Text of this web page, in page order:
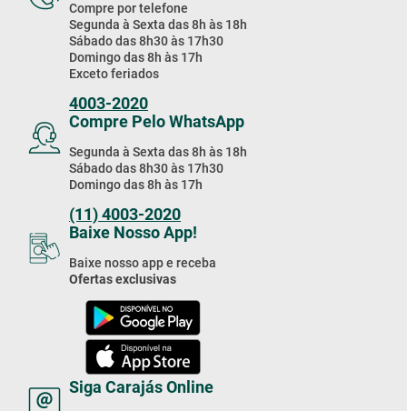
Compre por telefone
Segunda à Sexta das 8h às 18h
Sábado das 8h30 às 17h30
Domingo das 8h às 17h
Exceto feriados
4003-2020
Compre Pelo WhatsApp
Segunda à Sexta das 8h às 18h
Sábado das 8h30 às 17h30
Domingo das 8h às 17h
(11) 4003-2020
Baixe Nosso App!
Baixe nosso app e receba
Ofertas exclusivas
Siga Carajás Online